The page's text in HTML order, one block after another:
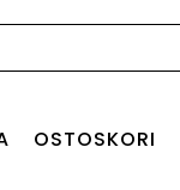
OSTOSKORI